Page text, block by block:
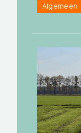
Algemeen